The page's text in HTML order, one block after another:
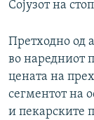
Сојузот на
Претходно од
во наредниот
цената на
сегментот на
и пекарските